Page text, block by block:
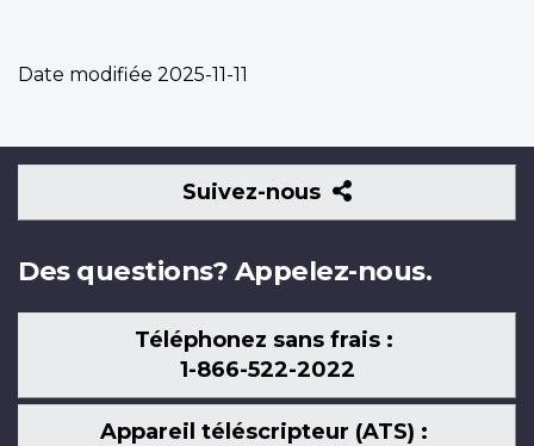
Date modifiée 2025-11-11
Suivez-nous
Suivez-
nous
Des questions? Appelez-nous.
Téléphonez sans frais :
1-866-522-2022
Appareil téléscripteur (ATS) :